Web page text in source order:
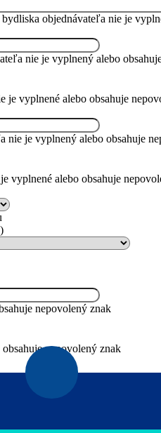
objednávateľa nie je
nie je vyplnený alebo
je vyplnené alebo obsahuje
nie je vyplnený alebo obsahuje
vyplnené alebo obsahuje
nepovolený znak
nepovolený znak